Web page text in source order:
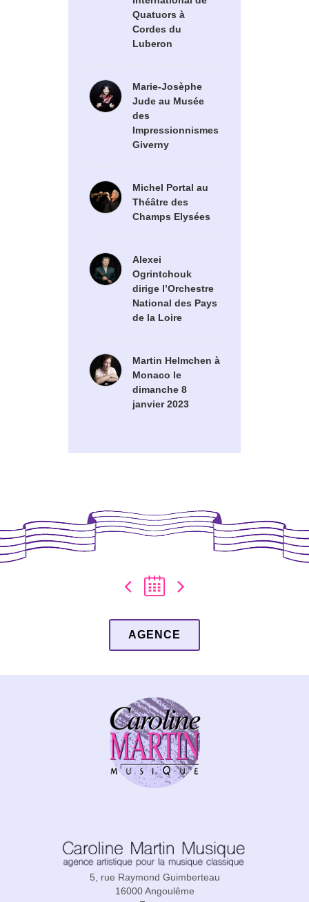
Quatuors à
Cordes du
Luberon
Marie-Josèphe
Jude au Musée
des
Impressionnismes
Giverny
Michel Portal au
Théâtre des
Champs Elysées
Alexei
Ogrintchouk
dirige l’Orchestre
National des Pays
de la Loire
Martin Helmchen à
Monaco le
dimanche 8
janvier 2023
AGENCE
5, rue Raymond Guimberteau
16000 Angoulême